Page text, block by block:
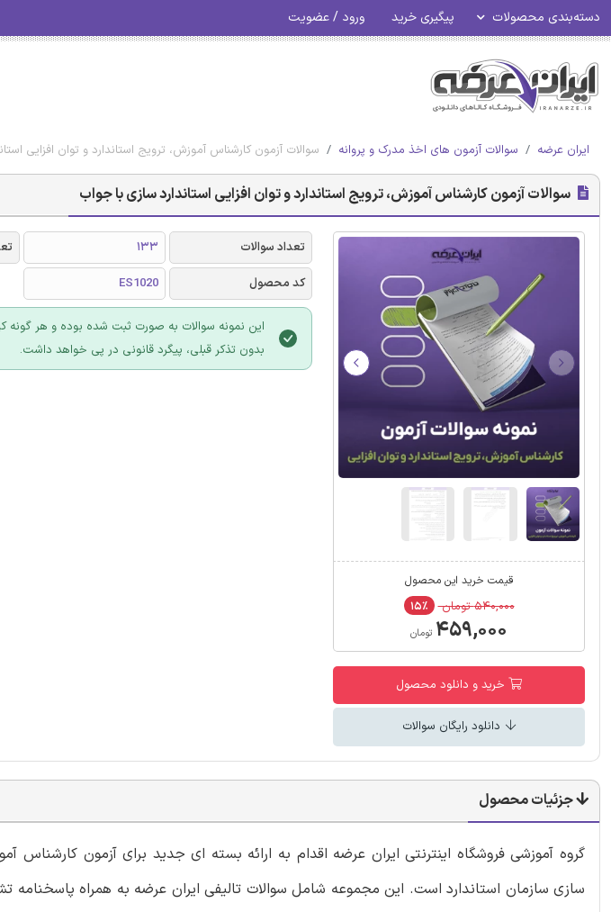
دسته‌بندی محصولات پیگیری خرید ورود / عضویت
ایران عرضه سوالات آزمون های اخذ مدرک و پروانه سوالات آزمون کارشناس آموزش، ترویج استاندارد و توان افزایی
سوالات آزمون کارشناس آموزش، ترویج استاندارد و توان افزایی استاندارد سازی با جواب
قیمت خرید این محصول
۵۴۰,۰۰۰ تومان ۱۵٪
۴۵۹,۰۰۰ تومان
خرید و دانلود محصول
دانلود رایگان سوالات
تعداد سوالات 133
کد محصول
ES1020
این نمونه سوالات به صورت ثبت شده بوده و هر گونه
بدون تذکر قبلی، پیگرد قانونی در پی خواهد داشت.
جزئیات محصول
گروه آموزشی فروشگاه اینترنتی ایران عرضه اقدام به ارائه بسته ای جدید برای آزمون کارشناس
سازی سازمان استاندارد است. این مجموعه شامل سوالات تالیفی ایران عرضه به همراه پاسخنامه